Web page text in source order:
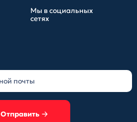
Отправить
Мы в социальных
сетях